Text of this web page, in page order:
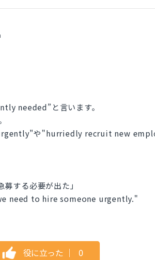
needed”と言います。
や"hurriedly recruit new
する必要が出た」
need to hire someone urgently."
役に立った ｜ 0